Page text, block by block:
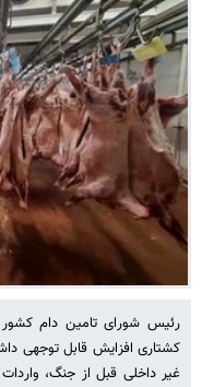
رئیس شورای تامین دام کشور
کشتاری افزایش قابل توجهی
غیر داخلی قبل از جنگ،